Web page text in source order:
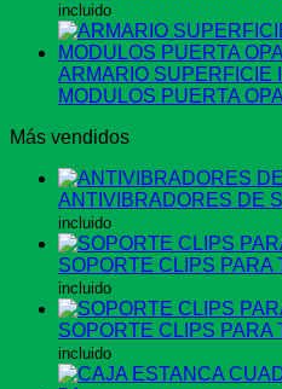
incluido
ARMARIO SUPERFICIE
MODULOS PUERTA
Más vendidos
ANTIVIBRADORES DE
incluido
SOPORTE CLIPS PARA
incluido
SOPORTE CLIPS PARA
incluido